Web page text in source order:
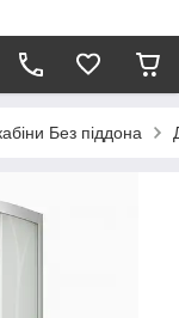
Без піддона